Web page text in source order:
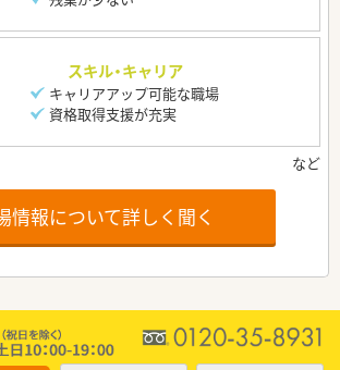
スキル・キャリア
キャリアアップ可能な職場
資格取得支援が充実
情報について詳しく聞く